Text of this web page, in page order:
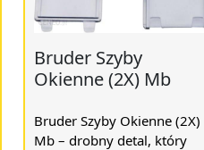
Bruder Szyby
Okienne (2X) Mb
Bruder Szyby Okienne (2X)
Mb – drobny detal, który